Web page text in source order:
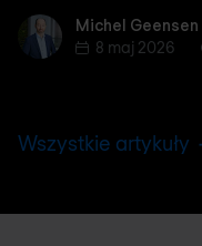
Michel Geensen
Michel Geensen
8 maj 2026
Wszystkie artykuły